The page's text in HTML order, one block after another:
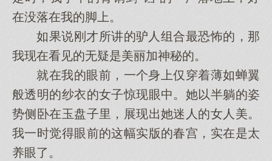
在没落在我的脚上。
如果说刚才所讲的驴人组合最恐怖的，那
我现在看见的无疑是美丽加神秘的。
就在我的眼前，一个身上仅穿着薄如蝉翼
般透明的纱衣的女子惊现眼中。她以半躺的姿
势侧卧在玉盘子里，展现出她迷人的女人美。
我一时觉得眼前的这幅实版的春宫，实在是太
养眼了。